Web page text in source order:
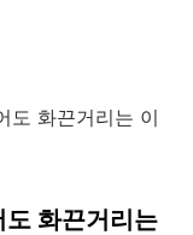
도 화끈거리는 이
도 화끈거리는